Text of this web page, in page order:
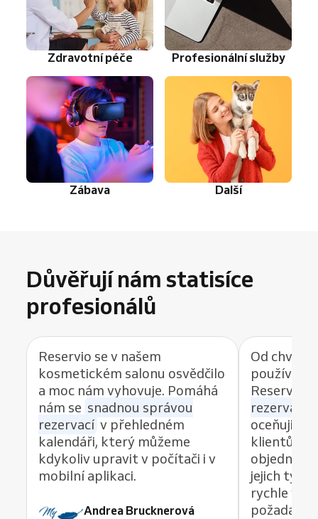
Zdravotní péče Profesionální služby
Zábava Další
Důvěřují nám statisíce
profesionálů
Reservio se v našem
kosmetickém salonu osvědčilo
a moc nám vyhovuje. Pomáhá
nám se snadnou správou
rezervací v přehledném
kalendáři, který můžeme
kdykoliv upravit v počítači i v
mobilní aplikaci.
Andrea Brucknerová
Od chvíle,
používat
Reservio,
rezervací
oceňuji
klientům
jejich tým
rychle